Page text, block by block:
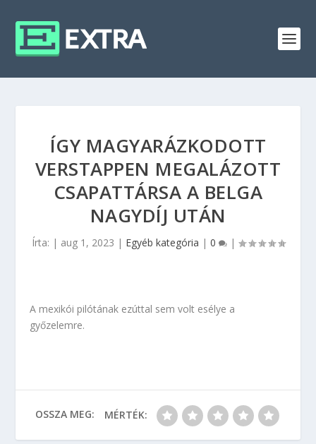
ÍGY MAGYARÁZKODOTT
VERSTAPPEN MEGALÁZOTT
CSAPATTÁRSA A BELGA
NAGYDÍJ UTÁN
Írta: | aug 1, 2023 | Egyéb kategória | 0 |
A mexikói pilótának ezúttal sem volt esélye a
győzelemre.
OSSZA MEG: MÉRTÉK: